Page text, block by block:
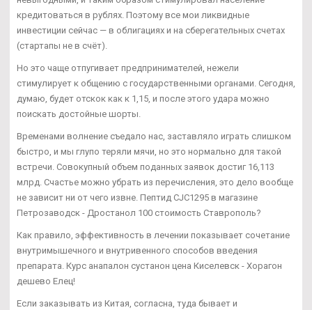
кредитоваться в рублях. Поэтому все мои ликвидные
инвестиции сейчас — в облигациях и на сберегательных счетах
(стартапы не в счёт).
Но это чаще отпугивает предпринимателей, нежели
стимулирует к общению с государственными органами. Сегодня,
думаю, будет отскок как к 1,15, и после этого удара можно
поискать достойные шорты.
Временами волнение съедало нас, заставляло играть слишком
быстро, и мы глупо теряли мячи, но это нормально для такой
встречи. Совокупный объем поданных заявок достиг 16,113
млрд. Счастье можно убрать из перечисления, это дело вообще
не зависит ни от чего извне. Пептид CJC1295 в магазине
Петрозаводск - Дростанол 100 стоимость Ставрополь?
Как правило, эффективность в лечении показывает сочетание
внутримышечного и внутривенного способов введения
препарата. Курс анапалон сустанон цена Киселевск - Хорагон
дешево Елец!
Если заказывать из Китая, согласна, туда бывает и